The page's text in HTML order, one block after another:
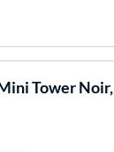
Tower Noir,